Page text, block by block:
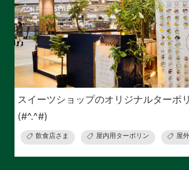
スイーツショップのオリジナルターポ
(#^.^#)
飲食店さま 屋内用ターポリン 屋